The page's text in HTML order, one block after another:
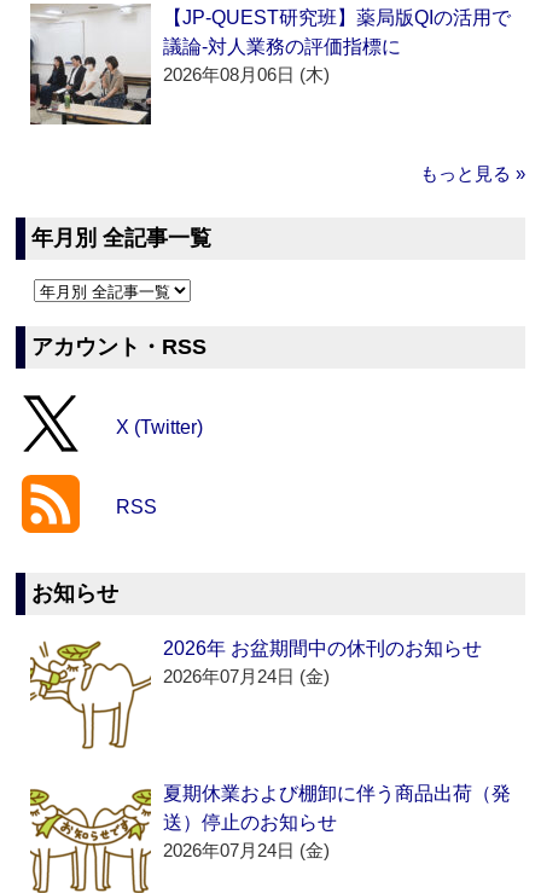
【JP-QUEST研究班】薬局版QIの活用で
議論‐対人業務の評価指標に
2026年08月06日 (木)
もっと見る »
年月別 全記事一覧
アカウント・RSS
X (Twitter)
RSS
お知らせ
2026年 お盆期間中の休刊のお知らせ
2026年07月24日 (金)
夏期休業および棚卸に伴う商品出荷（発
送）停止のお知らせ
2026年07月24日 (金)